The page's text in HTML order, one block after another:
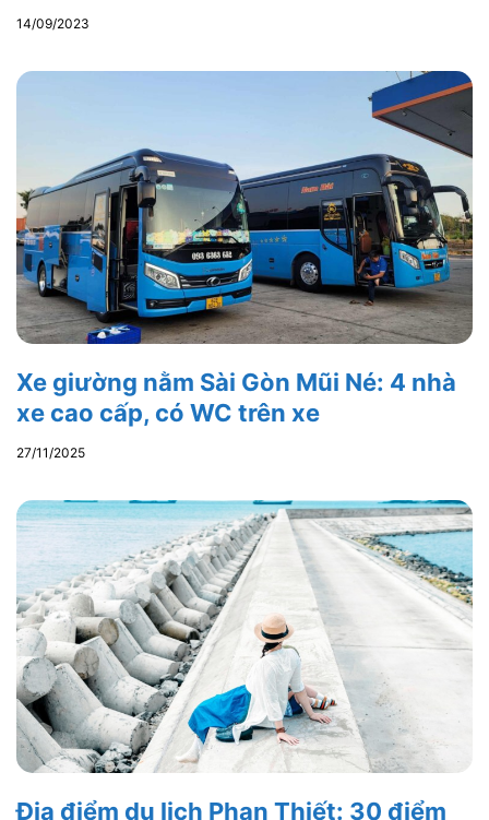
14/09/2023
Xe giường nằm Sài Gòn Mũi Né: 4 nhà
xe cao cấp, có WC trên xe
27/11/2025
Địa điểm du lịch Phan Thiết: 30 điểm